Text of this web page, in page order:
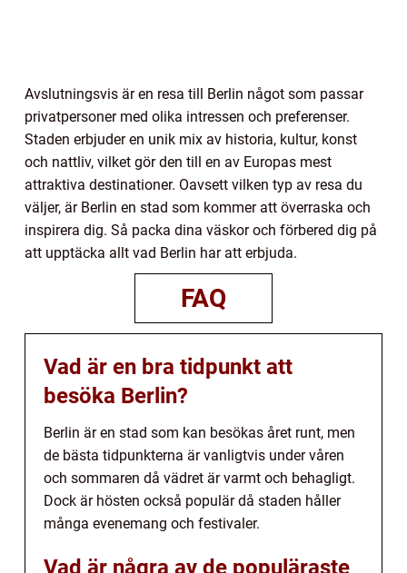
Avslutningsvis är en resa till Berlin något som passar
privatpersoner med olika intressen och preferenser.
Staden erbjuder en unik mix av historia, kultur, konst
och nattliv, vilket gör den till en av Europas mest
attraktiva destinationer. Oavsett vilken typ av resa du
väljer, är Berlin en stad som kommer att överraska och
inspirera dig. Så packa dina väskor och förbered dig på
att upptäcka allt vad Berlin har att erbjuda.
FAQ
Vad är en bra tidpunkt att
besöka Berlin?
Berlin är en stad som kan besökas året runt, men
de bästa tidpunkterna är vanligtvis under våren
och sommaren då vädret är varmt och behagligt.
Dock är hösten också populär då staden håller
många evenemang och festivaler.
Vad är några av de populäraste